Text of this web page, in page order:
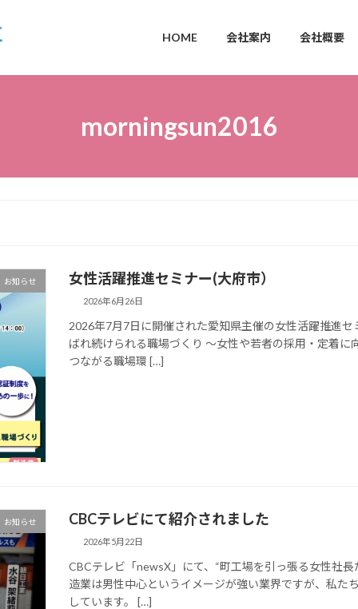
HOME 会社案内 会社概要
morningsun2016
お知らせ 女性活躍推進セミナー(大府市）
2026年6月26日
2026年7月7日に開催された愛知県主催の女性活躍推進
ばれ続けられる職場づくり ～女性や若者の採用・定着
つながる職場環 […]
お知らせ CBCテレビにて紹介されました
2026年5月22日
CBCテレビ「newsX」にて、“町工場を引っ張る女性社
造業は男性中心というイメージが強い業界ですが、私た
しています。 […]